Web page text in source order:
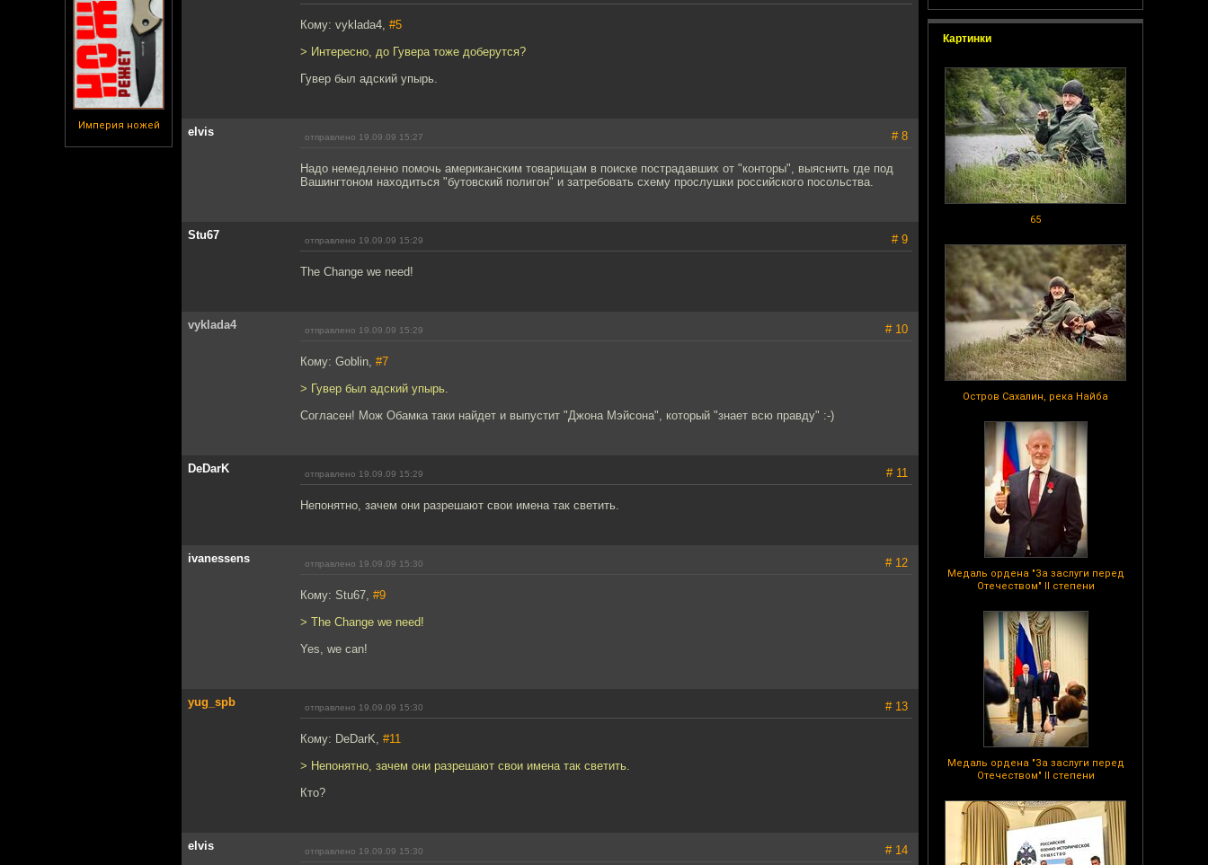
Империя ножей
Картинки
65
Остров Сахалин, река Найба
Медаль ордена "За заслуги перед
Отечеством" II степени
Медаль ордена "За заслуги перед
Отечеством" II степени
Кому: vyklada4, #5
> Интересно, до Гувера тоже доберутся?
Гувер был адский упырь.
elvis отправлено 19.09.09 15:27 # 8
Надо немедленно помочь американским товарищам в поиске пострадавших от "конторы", выяснить где под
Вашингтоном находиться "бутовский полигон" и затребовать схему прослушки российского посольства.
Stu67 отправлено 19.09.09 15:29 # 9
The Change we need!
vyklada4 отправлено 19.09.09 15:29 # 10
Кому: Goblin, #7
> Гувер был адский упырь.
Согласен! Мож Обамка таки найдет и выпустит "Джона Мэйсона", который "знает всю правду" :-)
DeDarK отправлено 19.09.09 15:29 # 11
Непонятно, зачем они разрешают свои имена так светить.
ivanessens отправлено 19.09.09 15:30 # 12
Кому: Stu67, #9
> The Change we need!
Yes, we can!
yug_spb отправлено 19.09.09 15:30 # 13
Кому: DeDarK, #11
> Непонятно, зачем они разрешают свои имена так светить.
Кто?
elvis отправлено 19.09.09 15:30 # 14